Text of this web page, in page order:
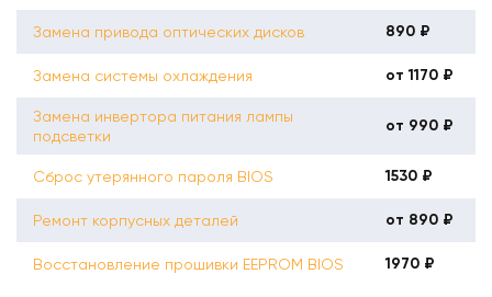
Замена привода оптических дисков 890 ₽
Замена системы охлаждения от 1170 ₽
Замена инвертора питания лампы
подсветки
от 990 ₽
Сброс утерянного пароля BIOS 1530 ₽
Ремонт корпусных деталей от 890 ₽
Восстановление прошивки EEPROM BIOS 1970 ₽